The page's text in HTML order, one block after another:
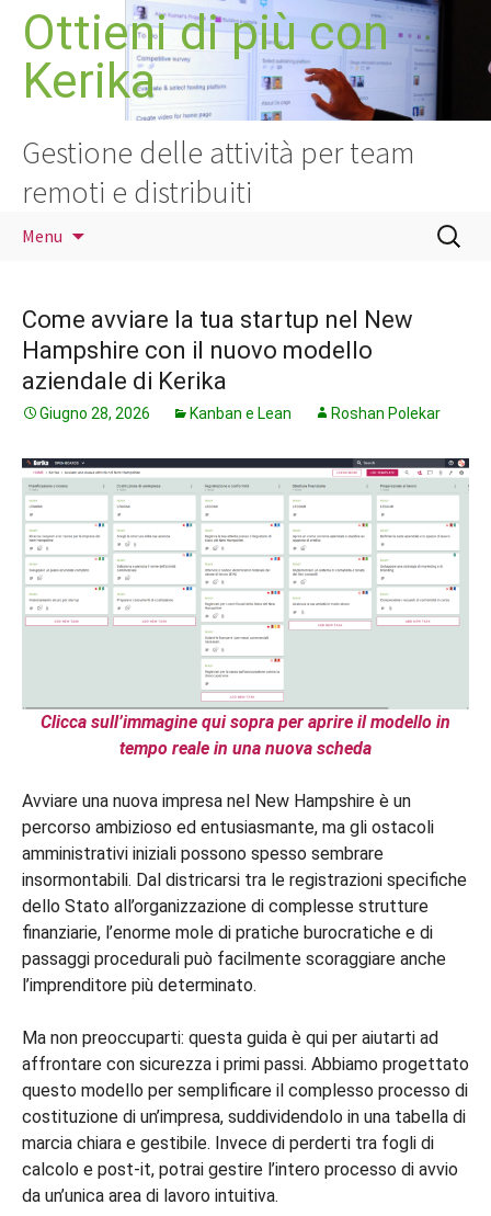
contenuto
Ottieni di più con
Kerika
Gestione delle attività per team
remoti e distribuiti
Menu
Ricerca
per:
Come avviare la tua startup nel New
Hampshire con il nuovo modello
aziendale di Kerika
Giugno 28, 2026 Kanban e Lean Roshan Polekar
Clicca sull’immagine qui sopra per aprire il modello in
tempo reale in una nuova scheda
Avviare una nuova impresa nel New Hampshire è un
percorso ambizioso ed entusiasmante, ma gli ostacoli
amministrativi iniziali possono spesso sembrare
insormontabili. Dal districarsi tra le registrazioni specifiche
dello Stato all’organizzazione di complesse strutture
finanziarie, l’enorme mole di pratiche burocratiche e di
passaggi procedurali può facilmente scoraggiare anche
l’imprenditore più determinato.
Ma non preoccuparti: questa guida è qui per aiutarti ad
affrontare con sicurezza i primi passi. Abbiamo progettato
questo modello per semplificare il complesso processo di
costituzione di un’impresa, suddividendolo in una tabella di
marcia chiara e gestibile. Invece di perderti tra fogli di
calcolo e post-it, potrai gestire l’intero processo di avvio
da un’unica area di lavoro intuitiva.